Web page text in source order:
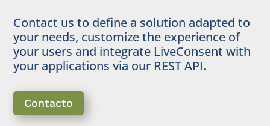
Contact us to define a solution adapted to
your needs, customize the experience of
your users and integrate LiveConsent with
your applications via our REST API.
Contacto